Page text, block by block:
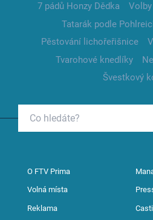
7 pádů Honzy Dědka
Tatarák podle
Pěstování lichořeřišnice
Tvarohové knedlíky
Švestkový
O FTV Prima
Volná místa
Reklama